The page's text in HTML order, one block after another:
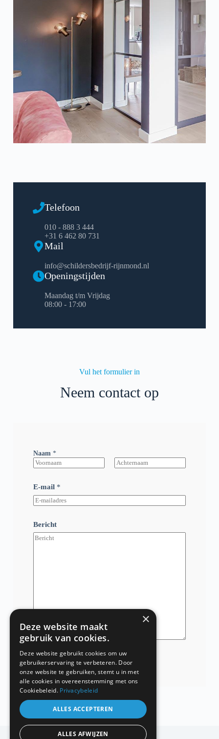
Telefoon
010 - 888 3 444
+31 6 462 80 731
Mail
info@schildersbedrijf-rijnmond.nl
Openingstijden
Maandag t/m Vrijdag
08:00 - 17:00
Vul het formulier in
Neem contact op
Naam *
E-mail *
Bericht
Verstuur bericht
Schildersbedrijf Rijnmond BV
×
Deze website maakt
gebruik van cookies.
Deze website gebruikt cookies om uw
gebruikerservaring te verbeteren. Door
onze website te gebruiken, stemt u in met
alle cookies in overeenstemming met ons
Cookiebeleid. Privacybeleid
ALLES ACCEPTEREN
ALLES AFWIJZEN